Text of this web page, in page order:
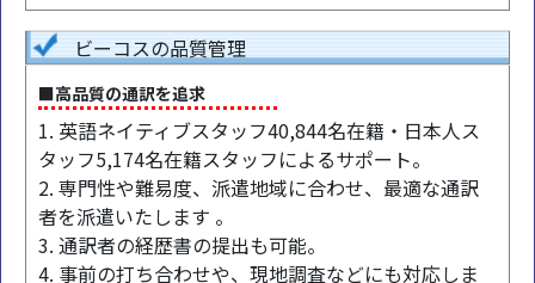
ビーコスの品質管理
■高品質の通訳を追求
1. 英語ネイティブスタッフ40,844名在籍・日本人ス
タッフ5,174名在籍スタッフによるサポート。
2. 専門性や難易度、派遣地域に合わせ、最適な通訳
者を派遣いたします 。
3. 通訳者の経歴書の提出も可能。
4. 事前の打ち合わせや、現地調査などにも対応しま